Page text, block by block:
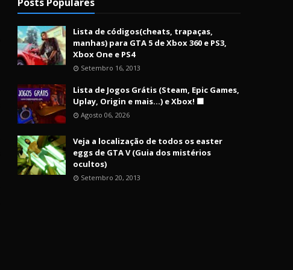
Lista de códigos(cheats, trapaças,
manhas) para GTA 5 de Xbox 360 e PS3,
Xbox One e PS4
Setembro 16, 2013
Lista de Jogos Grátis (Steam, Epic Games,
Uplay, Origin e mais...) e Xbox! 🟩
Agosto 06, 2026
Veja a localização de todos os easter
eggs de GTA V (Guia dos mistérios
ocultos)
Setembro 20, 2013